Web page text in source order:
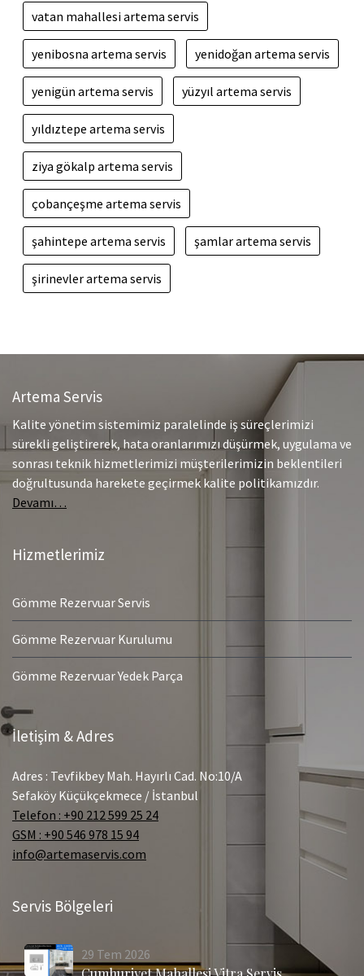
vatan mahallesi artema servis
yenibosna artema servis yenidoğan artema servis
yenigün artema servis yüzyıl artema servis
yıldıztepe artema servis
ziya gökalp artema servis
çobançeşme artema servis
şahintepe artema servis şamlar artema servis
şirinevler artema servis
Artema Servis
Kalite yönetim sistemimiz paralelinde iş süreçlerimizi
sürekli geliştirerek, hata oranlarımızı düşürmek, uygulama ve
sonrası teknik hizmetlerimizi müşterilerimizin beklentileri
doğrultusunda harekete geçirmek kalite politikamızdır.
Devamı…
Hizmetlerimiz
Gömme Rezervuar Servis
Gömme Rezervuar Kurulumu
Gömme Rezervuar Yedek Parça
İletişim & Adres
Adres : Tevfikbey Mah. Hayırlı Cad. No:10/A
Sefaköy Küçükçekmece / İstanbul
Telefon : +90 212 599 25 24
GSM : +90 546 978 15 94
info@artemaservis.com
Servis Bölgeleri
29 Tem 2026